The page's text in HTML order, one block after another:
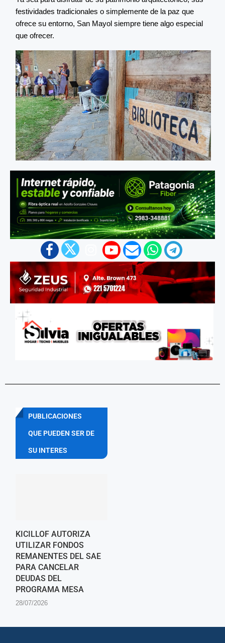
festividades tradicionales o simplemente de la paz que
ofrece su entorno, San Mayol siempre tiene algo especial
que ofrecer.
PUBLICACIONES
QUE PUEDEN SER DE
SU INTERES
KICILLOF AUTORIZA
UTILIZAR FONDOS
REMANENTES DEL SAE
PARA CANCELAR
DEUDAS DEL
PROGRAMA MESA
28/07/2026